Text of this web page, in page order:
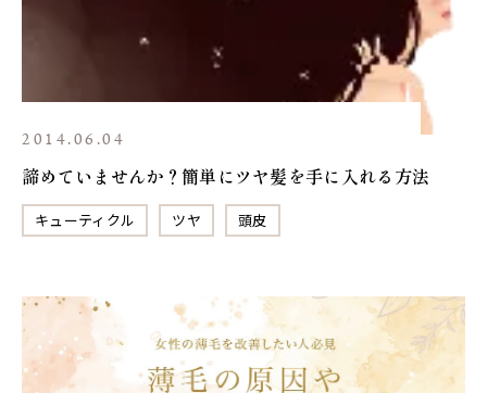
2014.06.04
諦めていませんか？簡単にツヤ髪を手に入れる方法
キューティクル ツヤ 頭皮